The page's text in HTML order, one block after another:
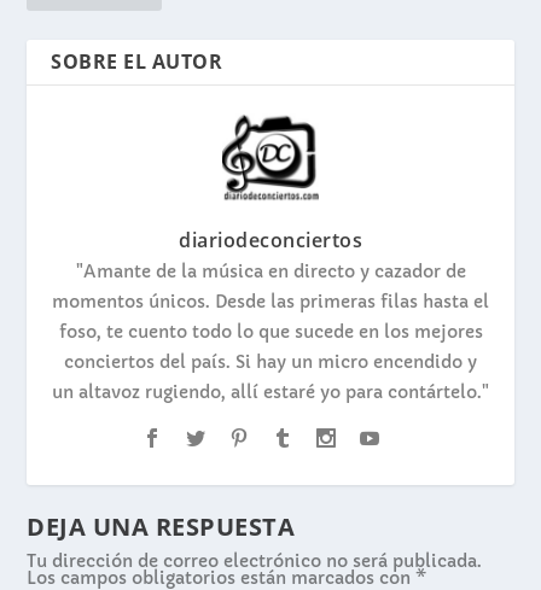
SOBRE EL AUTOR
diariodeconciertos
"Amante de la música en directo y cazador de
momentos únicos. Desde las primeras filas hasta el
foso, te cuento todo lo que sucede en los mejores
conciertos del país. Si hay un micro encendido y
un altavoz rugiendo, allí estaré yo para contártelo."
DEJA UNA RESPUESTA
Tu dirección de correo electrónico no será publicada.
Los campos obligatorios están marcados con*